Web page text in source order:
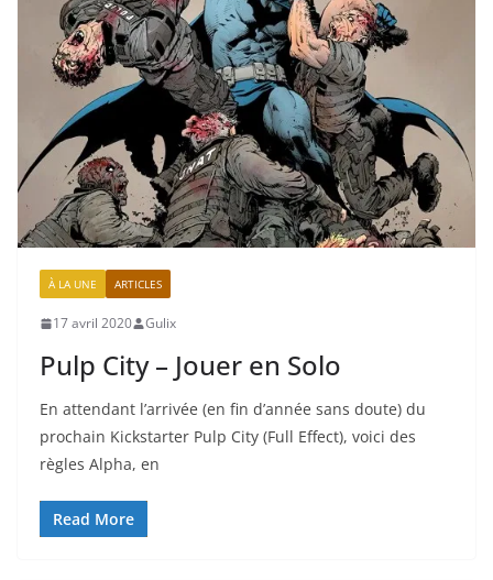
À LA UNE ARTICLES
17 avril 2020 Gulix
Pulp City – Jouer en Solo
En attendant l’arrivée (en fin d’année sans doute) du
prochain Kickstarter Pulp City (Full Effect), voici des
règles Alpha, en
Read More